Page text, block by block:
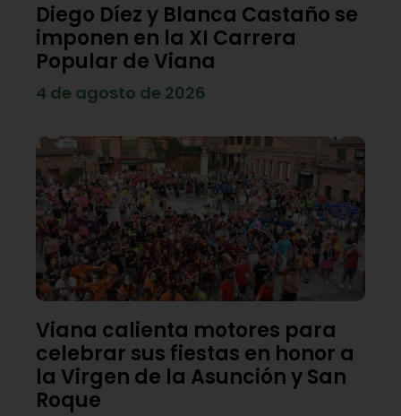
Diego Díez y Blanca Castaño se
imponen en la XI Carrera
Popular de Viana
4 de agosto de 2026
Viana calienta motores para
celebrar sus fiestas en honor a
la Virgen de la Asunción y San
Roque